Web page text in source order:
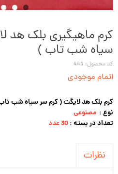
کرم ماهیگیری بلک هد
سیاه شب تاب )
کد محصول: 444
اتمام موجودی
کرم بلک هد لایگت ( کرم سر سیاه شب
نوع : مصنوعی
تعداد در بسته :
نظرات